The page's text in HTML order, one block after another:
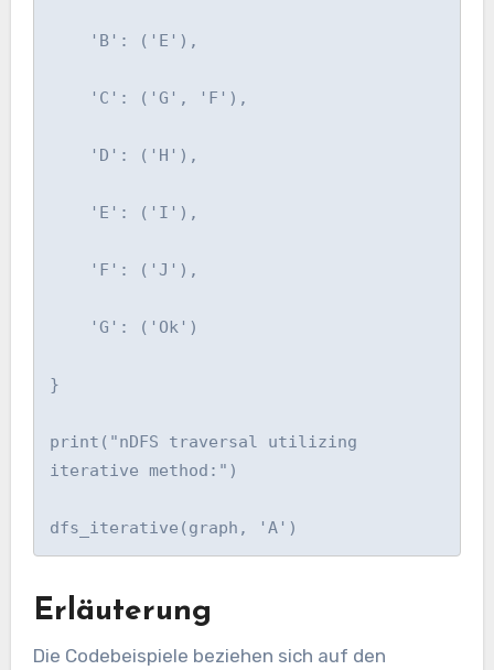
'B': ('E'),
'C': ('G', 'F'),
'D': ('H'),
'E': ('I'),
'F': ('J'),
'G': ('Ok')
}
print("nDFS traversal utilizing
iterative method:")
dfs_iterative(graph, 'A')
Erläuterung
Die Codebeispiele beziehen sich auf den